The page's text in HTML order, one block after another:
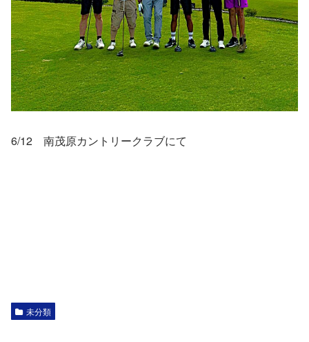
6/12 南茂原カントリークラブにて
未分類